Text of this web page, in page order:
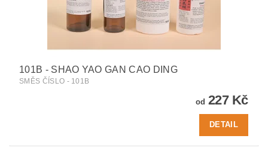
101B - SHAO YAO GAN CAO DING
SMĚS ČÍSLO - 101B
od 227 Kč
DETAIL